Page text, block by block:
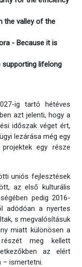
the valley of the
- Because it is
lifelong
ig tartó hétéves
azt jelenti, hogy a
időszak véget ért,
lezárása még egy
egy része
uniós fejlesztések
az első kulturális
pedig 2016-
adódóan a nyertes
s megvalósításuk
miatt különösen a
meg kellett
az elért
– ismertetni.